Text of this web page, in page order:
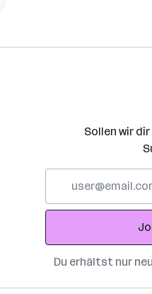
Sollen wir
Adresse
Du erhältst nur